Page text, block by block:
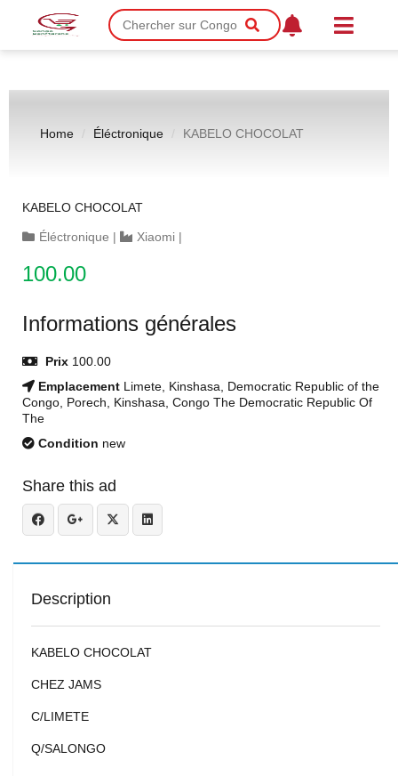
Home Éléctronique KABELO CHOCOLAT
KABELO CHOCOLAT
Éléctronique | Xiaomi |
100.00
Informations générales
Prix 100.00
Emplacement Limete, Kinshasa, Democratic Republic of the
Congo, Porech, Kinshasa, Congo The Democratic Republic Of
The
Condition new
Share this ad
Description
KABELO CHOCOLAT
CHEZ JAMS
C/LIMETE
Q/SALONGO